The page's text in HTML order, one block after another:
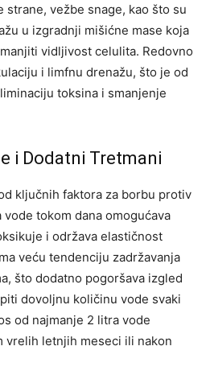
strane, vežbe snage, kao što su
u izgradnji mišićne mase koja
vidljivost celulita. Redovno
i limfnu drenažu, što je od
toksina i smanjenje
i Dodatni Tretmani
ključnih faktora za borbu protiv
tokom dana omogućava
i održava elastičnost
veću tendenciju zadržavanja
što dodatno pogoršava izgled
dovoljnu količinu vode svaki
od najmanje 2 litra vode
vrelih letnjih meseci ili nakon